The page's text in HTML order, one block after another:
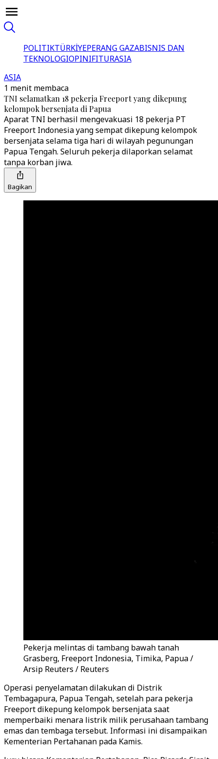
POLITIKTÜRKİYEPERANG GAZABISNIS DAN
TEKNOLOGIOPINIFITURASIA
ASIA
1 menit membaca
TNI selamatkan 18 pekerja Freeport yang dikepung
kelompok bersenjata di Papua
Aparat TNI berhasil mengevakuasi 18 pekerja PT
Freeport Indonesia yang sempat dikepung kelompok
bersenjata selama tiga hari di wilayah pegunungan
Papua Tengah. Seluruh pekerja dilaporkan selamat
tanpa korban jiwa.
Bagikan
Pekerja melintas di tambang bawah tanah
Grasberg, Freeport Indonesia, Timika, Papua /
Arsip Reuters / Reuters
Operasi penyelamatan dilakukan di Distrik
Tembagapura, Papua Tengah, setelah para pekerja
Freeport dikepung kelompok bersenjata saat
memperbaiki menara listrik milik perusahaan tambang
emas dan tembaga tersebut. Informasi ini disampaikan
Kementerian Pertahanan pada Kamis.